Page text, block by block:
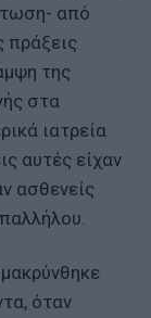
από
πράξεις
της
στα
ιατρεία
αυτές είχαν
ασθενείς
όταν